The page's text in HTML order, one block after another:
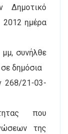
2012 ημέρα
συνήλθε
δημόσια
268/21-03-
που
της